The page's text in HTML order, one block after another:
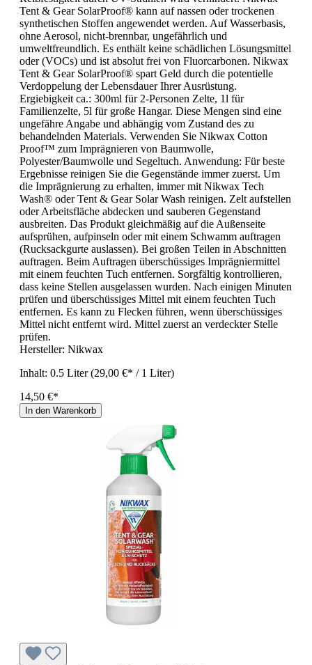
Tent & Gear SolarProof® kann auf nassen oder trockenen
synthetischen Stoffen angewendet werden. Auf Wasserbasis,
ohne Aerosol, nicht-brennbar, ungefährlich und
umweltfreundlich. Es enthält keine schädlichen Lösungsmittel
oder (VOCs) und ist absolut frei von Fluorcarbonen. Nikwax
Tent & Gear SolarProof® spart Geld durch die potentielle
Verdoppelung der Lebensdauer Ihrer Ausrüstung.
Ergiebigkeit ca.: 300ml für 2-Personen Zelte, 1l für
Familienzelte, 5l für große Hangar. Diese Mengen sind eine
ungefähre Angabe und abhängig vom Zustand des zu
behandelnden Materials. Verwenden Sie Nikwax Cotton
Proof™ zum Imprägnieren von Baumwolle,
Polyester/Baumwolle und Segeltuch. Anwendung: Für beste
Ergebnisse reinigen Sie die Gegenstände immer zuerst. Um
die Imprägnierung zu erhalten, immer mit Nikwax Tech
Wash® oder Tent & Gear Solar Wash reinigen. Zelt aufstellen
oder Arbeitsfläche abdecken und sauberen Gegenstand
ausbreiten. Das Produkt gleichmäßig auf die Außenseite
aufsprühen, aufpinseln oder mit einem Schwamm auftragen
(Rucksackgurte auslassen). Bei großen Teilen in Abschnitten
auftragen. Beim Auftragen überschüssiges Imprägniermittel
mit einem feuchten Tuch entfernen. Sorgfältig kontrollieren,
dass keine Stellen ausgelassen wurden. Nach einigen Minuten
prüfen und überschüssiges Mittel mit einem feuchten Tuch
entfernen. Es kann zu Flecken führen, wenn überschüssiges
Mittel nicht entfernt wird. Mittel zuerst an verdeckter Stelle
prüfen.
Hersteller: Nikwax
Inhalt: 0.5 Liter(29,00 €* / 1 Liter)
14,50 €*
In den Warenkorb